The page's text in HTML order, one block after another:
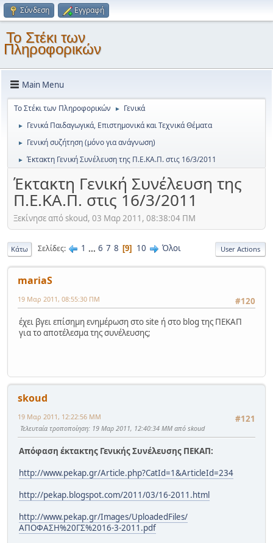
Σύνδεση Εγγραφή
Το Στέκι των
Πληροφορικών
Main Menu
Το Στέκι των Πληροφορικών ► Γενικά
► Γενικά Παιδαγωγικά, Επιστημονικά και Τεχνικά Θέματα
► Γενική συζήτηση (μόνο για ανάγνωση)
► Έκτακτη Γενική Συνέλευση της Π.Ε.ΚΑ.Π. στις 16/3/2011
Έκτακτη Γενική Συνέλευση της
Π.Ε.ΚΑ.Π. στις 16/3/2011
Ξεκίνησε από skoud, 03 Μαρ 2011, 08:38:04 ΠΜ
Κάτω Σελίδες 1 ... 6 7 8 9 10 Όλοι User Actions
mariaS
#120
19 Μαρ 2011, 08:55:30 ΠΜ
έχει βγει επίσημη ενημέρωση στο site ή στο blog της ΠΕΚΑΠ
για το αποτέλεσμα της συνέλευσης;
skoud
#121
19 Μαρ 2011, 12:22:56 ΜΜ
Τελευταία τροποποίηση: 19 Μαρ 2011, 12:40:34 ΜΜ από skoud
Απόφαση έκτακτης Γενικής Συνέλευσης ΠΕΚΑΠ:
http://www.pekap.gr/Article.php?CatId=1&ArticleId=234
http://pekap.blogspot.com/2011/03/16-2011.html
http://www.pekap.gr/Images/UploadedFiles/
ΑΠΟΦΑΣΗ%20ΓΣ%2016-3-2011.pdf